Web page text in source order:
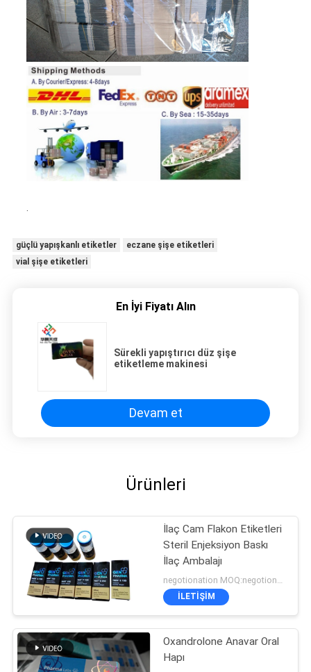
güçlü yapışkanlı etiketler
eczane şişe etiketleri
vial şişe etiketleri
En İyi Fiyatı Alın
Sürekli yapıştırıcı düz şişe
etiketleme makinesi
Devam et
Ürünleri
İlaç Cam Flakon Etiketleri
Steril Enjeksiyon Baskı
İlaç Ambalajı
İLETIŞIM
Oxandrolone Anavar Oral
Hapı